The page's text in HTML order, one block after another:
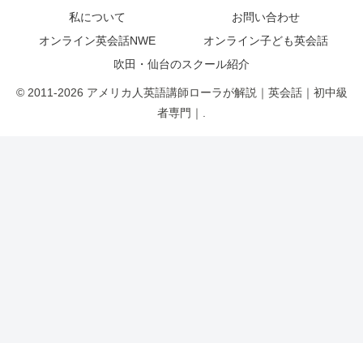
私について
お問い合わせ
オンライン英会話NWE
オンライン子ども英会話
吹田・仙台のスクール紹介
© 2011-2026 アメリカ人英語講師ローラが解説｜英会話｜初中級
者専門｜.